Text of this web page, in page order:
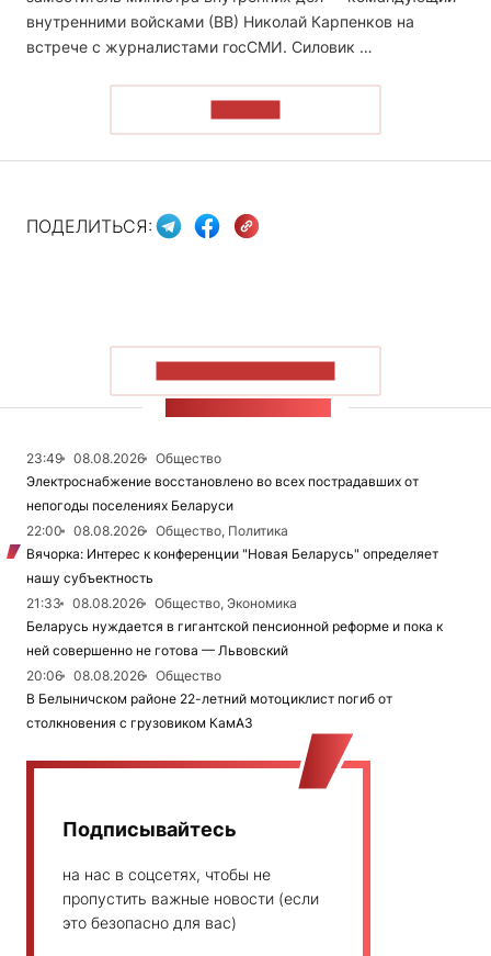
внутренними войсками (ВВ) Николай Карпенков на
встрече с журналистами госСМИ. Силовик …
ПОДЕЛИТЬСЯ:
23:49 08.08.2026
Общество
Электроснабжение восстановлено во всех пострадавших от
непогоды поселениях Беларуси
22:00
08.08.2026
Общество, Политика
Вячорка: Интерес к конференции "Новая Беларусь" определяет
нашу субъектность
21:33
08.08.2026
Общество, Экономика
Беларусь нуждается в гигантской пенсионной реформе и пока к
ней совершенно не готова — Львовский
20:06
08.08.2026
Общество
В Белыничском районе 22-летний мотоциклист погиб от
столкновения с грузовиком КамАЗ
Подписывайтесь
на нас в соцсетях, чтобы не
пропустить важные новости (если
это безопасно для вас)